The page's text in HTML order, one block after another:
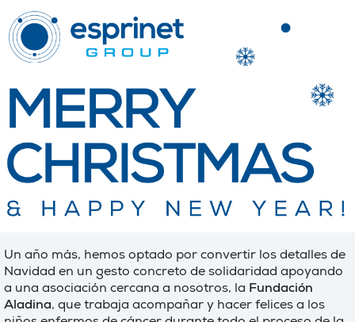
Un año más, hemos optado por convertir los detalles de
Navidad en un gesto concreto de solidaridad apoyando
a una asociación cercana a nosotros, la Fundación
Aladina, que trabaja acompañar y hacer felices a los